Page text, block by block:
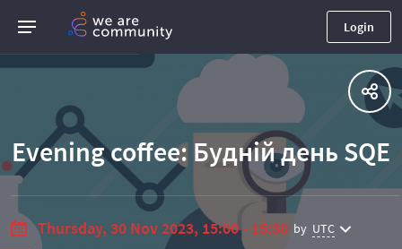
Login
Evening coffee: Будній день SQE
Thursday, 30 Nov 2023, 15:00 - 15:30 by UTC